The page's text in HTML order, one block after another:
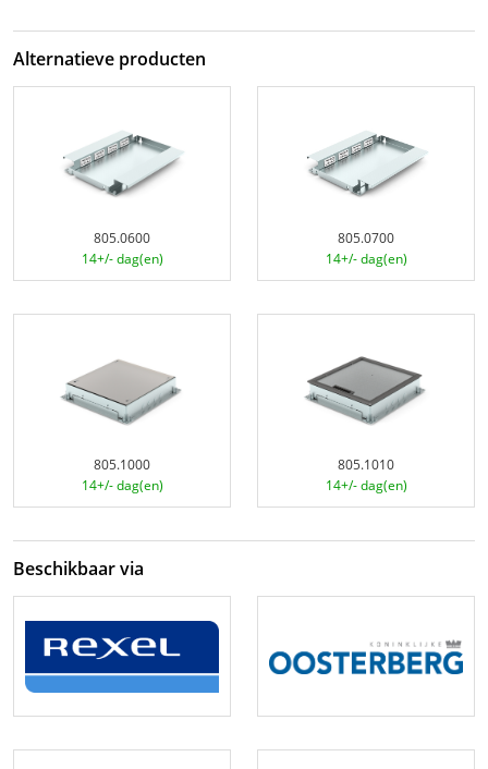
Alternatieve producten
805.0600
14+/- dag(en)
805.0700
14+/- dag(en)
805.1000
14+/- dag(en)
805.1010
14+/- dag(en)
Beschikbaar via